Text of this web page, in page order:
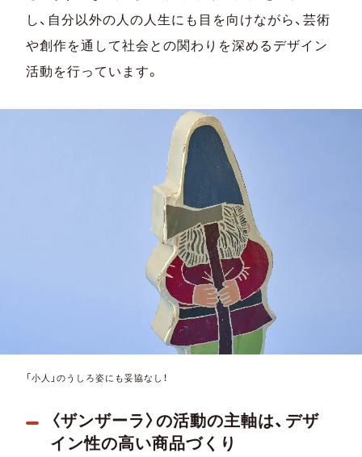
し、自分以外の人の人生にも目を向けながら、芸術
や創作を通して社会との関わりを深めるデザイン
活動を行っています。
「小人」のうしろ姿にも妥協なし！
〈ザンザーラ〉の活動の主軸は、デザ
イン性の高い商品づくり